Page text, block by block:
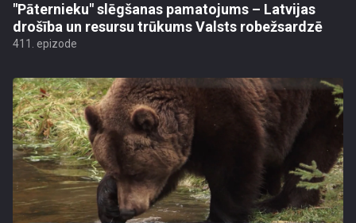
"Pāternieku" slēgšanas pamatojums – Latvijas
drošība un resursu trūkums Valsts robežsardzē
411. epizode